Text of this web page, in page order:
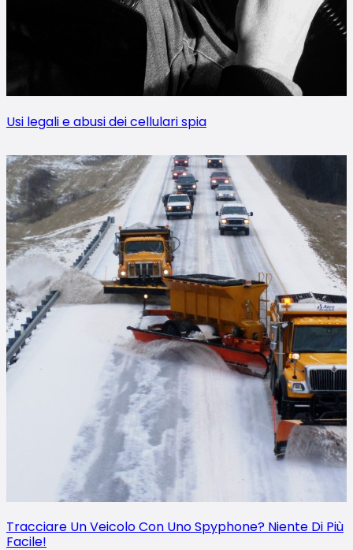
Usi legali e abusi dei cellulari spia
Tracciare Un Veicolo Con Uno Spyphone? Niente Di Più
Facile!